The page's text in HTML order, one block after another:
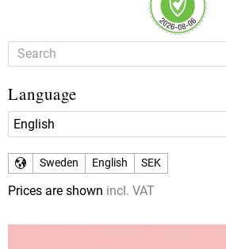
Language
Sweden English SEK
Prices are shown incl. VAT